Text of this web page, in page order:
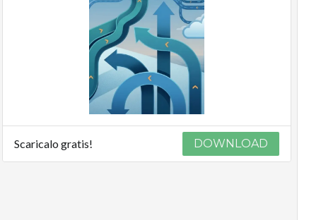
Scaricalo gratis! DOWNLOAD